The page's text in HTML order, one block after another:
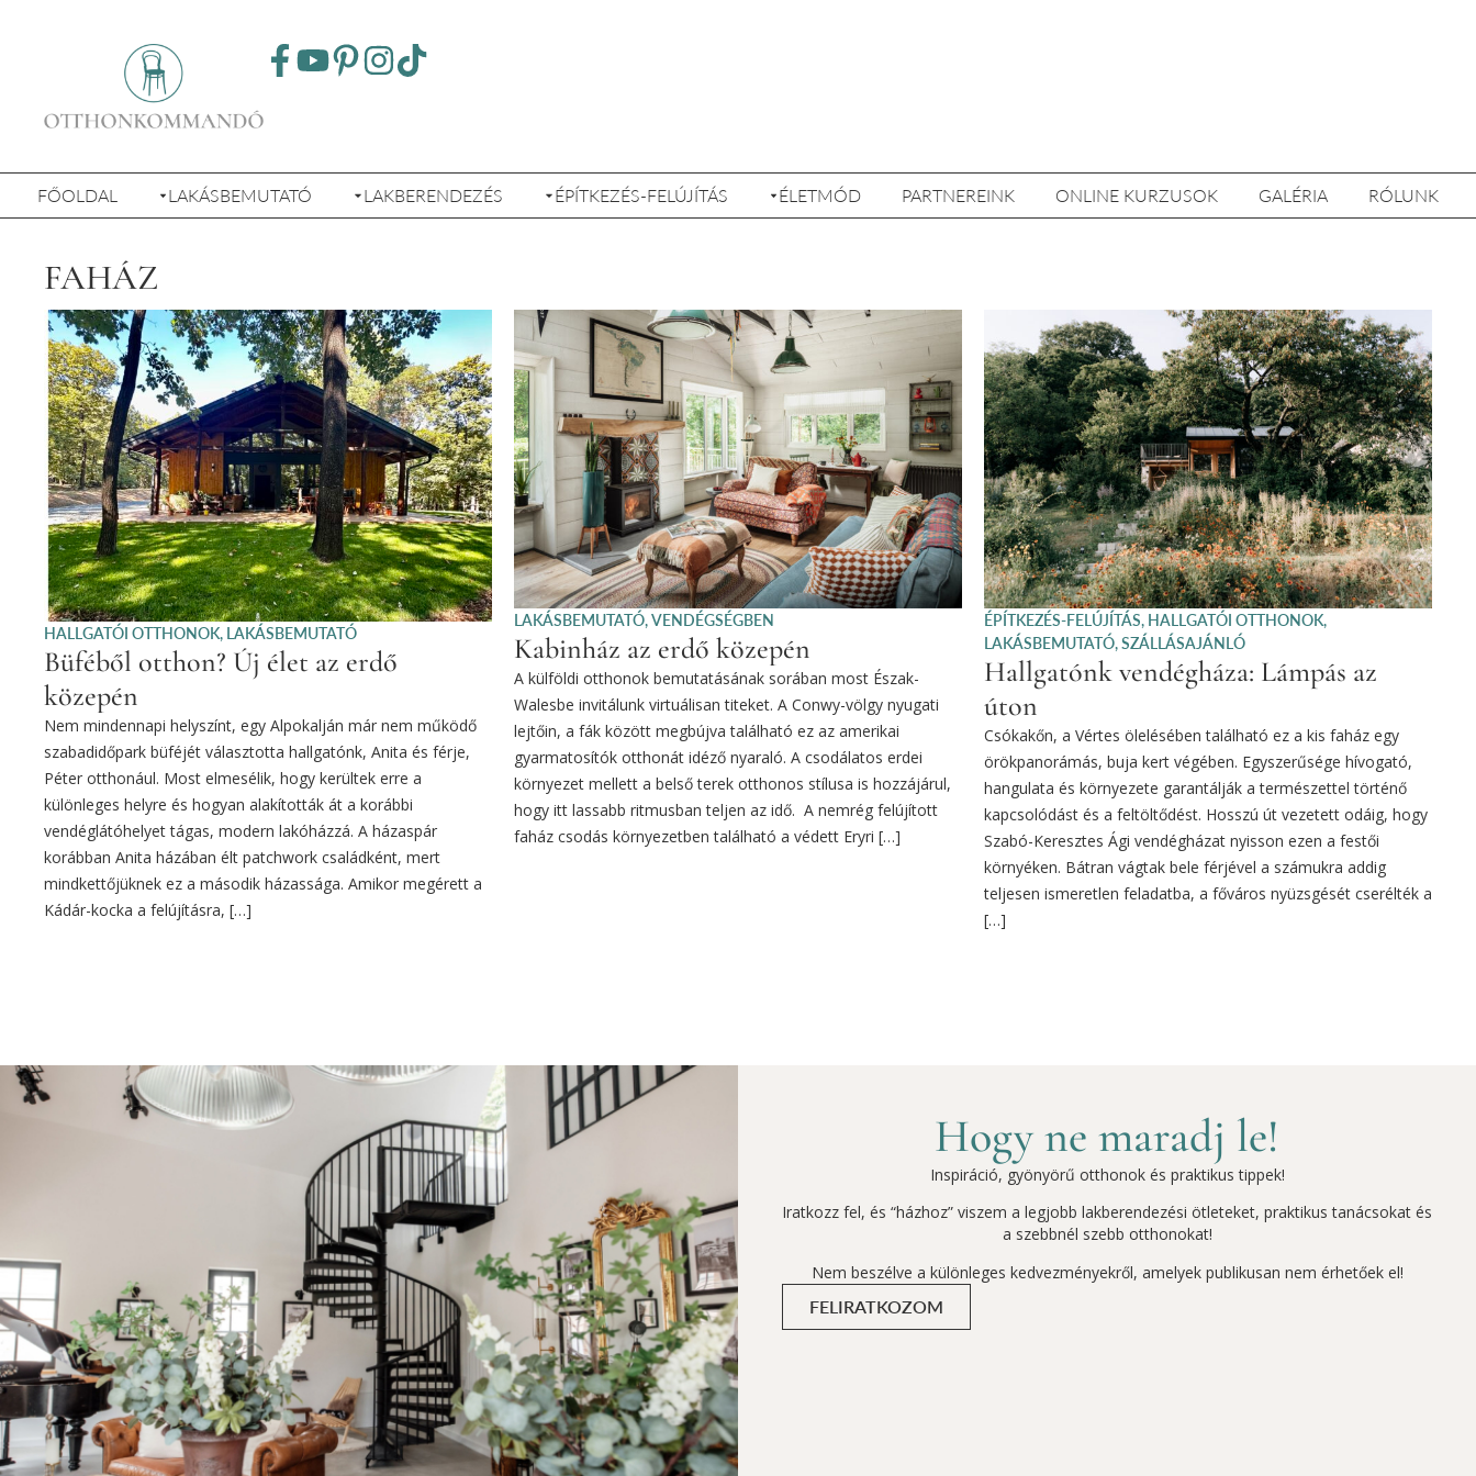
FŐOLDAL LAKÁSBEMUTATÓ LAKBERENDEZÉS ÉPÍTKEZÉS-FELÚJÍTÁS ÉLETMÓD PARTNEREINK ONLINE KURZUSOK GALÉRIA RÓLUNK
FAHÁZ
HALLGATÓI OTTHONOK, LAKÁSBEMUTATÓ
Büféből otthon? Új élet az erdő
közepén
Nem mindennapi helyszínt, egy Alpokalján már nem működő
szabadidőpark büféjét választotta hallgatónk, Anita és férje,
Péter otthonául. Most elmesélik, hogy kerültek erre a
különleges helyre és hogyan alakították át a korábbi
vendéglátóhelyet tágas, modern lakóházzá. A házaspár
korábban Anita házában élt patchwork családként, mert
mindkettőjüknek ez a második házassága. Amikor megérett a
Kádár-kocka a felújításra, […]
LAKÁSBEMUTATÓ,VENDÉGSÉGBEN
Kabinház az erdő közepén
A külföldi otthonok bemutatásának sorában most Észak-
Walesbe invitálunk virtuálisan titeket. A Conwy-völgy nyugati
lejtőin, a fák között megbújva található ez az amerikai
gyarmatosítók otthonát idéző nyaraló. A csodálatos erdei
környezet mellett a belső terek otthonos stílusa is hozzájárul,
hogy itt lassabb ritmusban teljen az idő. A nemrég felújított
faház csodás környezetben található a védett Eryri […]
ÉPÍTKEZÉS-FELÚJÍTÁS, HALLGATÓI OTTHONOK,
LAKÁSBEMUTATÓ,SZÁLLÁSAJÁNLÓ
Hallgatónk vendégháza: Lámpás az
úton
Csókakőn, a Vértes ölelésében található ez a kis faház egy
örökpanorámás, buja kert végében. Egyszerűsége hívogató,
hangulata és környezete garantálják a természettel történő
kapcsolódást és a feltöltődést. Hosszú út vezetett odáig, hogy
Szabó-Keresztes Ági vendégházat nyisson ezen a festői
környéken. Bátran vágtak bele férjével a számukra addig
teljesen ismeretlen feladatba, a főváros nyüzsgését cserélték a
[…]
Hogy ne maradj le!
Inspiráció, gyönyörű otthonok és praktikus tippek!
Iratkozz fel, és “házhoz” viszem a legjobb lakberendezési ötleteket, praktikus tanácsokat és
a szebbnél szebb otthonokat!
Nem beszélve a különleges kedvezményekről, amelyek publikusan nem érhetőek el!
FELIRATKOZOM